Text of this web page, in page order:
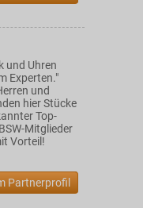
und Uhren
Experten."
und
hier Stücke
Top-
Mitglieder
Vorteil!
Partnerprofil